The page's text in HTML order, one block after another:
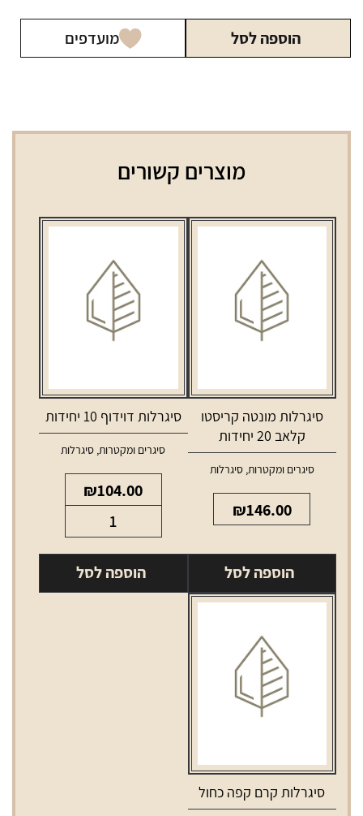
הוספה לסל מועדפים
מוצרים קשורים
סיגרלות מונטה קריסטו
קלאב 20 יחידות
סיגרים ומקטרות,סיגרלות
₪146.00
הוספה לסל
סיגרלות דוידוף 10 יחידות
סיגרים ומקטרות, סיגרלות
₪104.00
של
סיגרלות
דוידוף
הוספה לסל
סיגרלות קרם קפה כחול